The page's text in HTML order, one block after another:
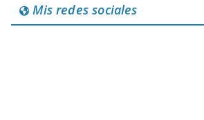
Mis redes sociales